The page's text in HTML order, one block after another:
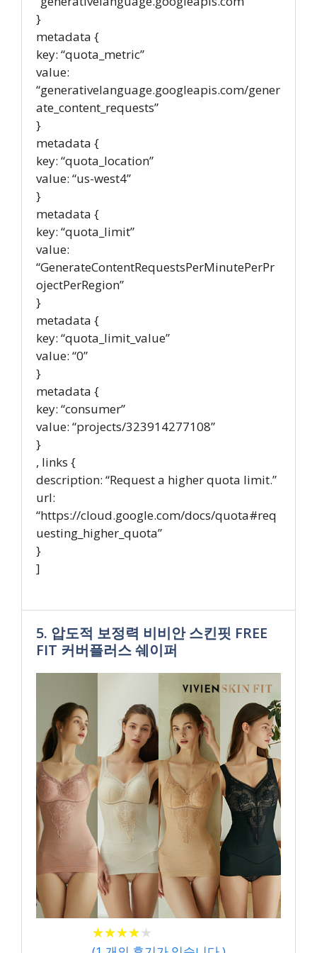
}
metadata {
key: “quota_metric”
value:
“generativelanguage.googleapis.com/gener
ate_content_requests”
}
metadata {
key: “quota_location”
value: “us-west4”
}
metadata {
key: “quota_limit”
value:
“GenerateContentRequestsPerMinutePerPr
ojectPerRegion”
}
metadata {
key: “quota_limit_value”
value: “0”
}
metadata {
key: “consumer”
value: “projects/323914277108”
}
, links {
description: “Request a higher quota limit.”
url:
“https://cloud.google.com/docs/quota#req
uesting_higher_quota”
}
]
5. 압도적 보정력 비비안 스킨핏 FREE
FIT 커버플러스 쉐이퍼
★★★★★
★★★★★